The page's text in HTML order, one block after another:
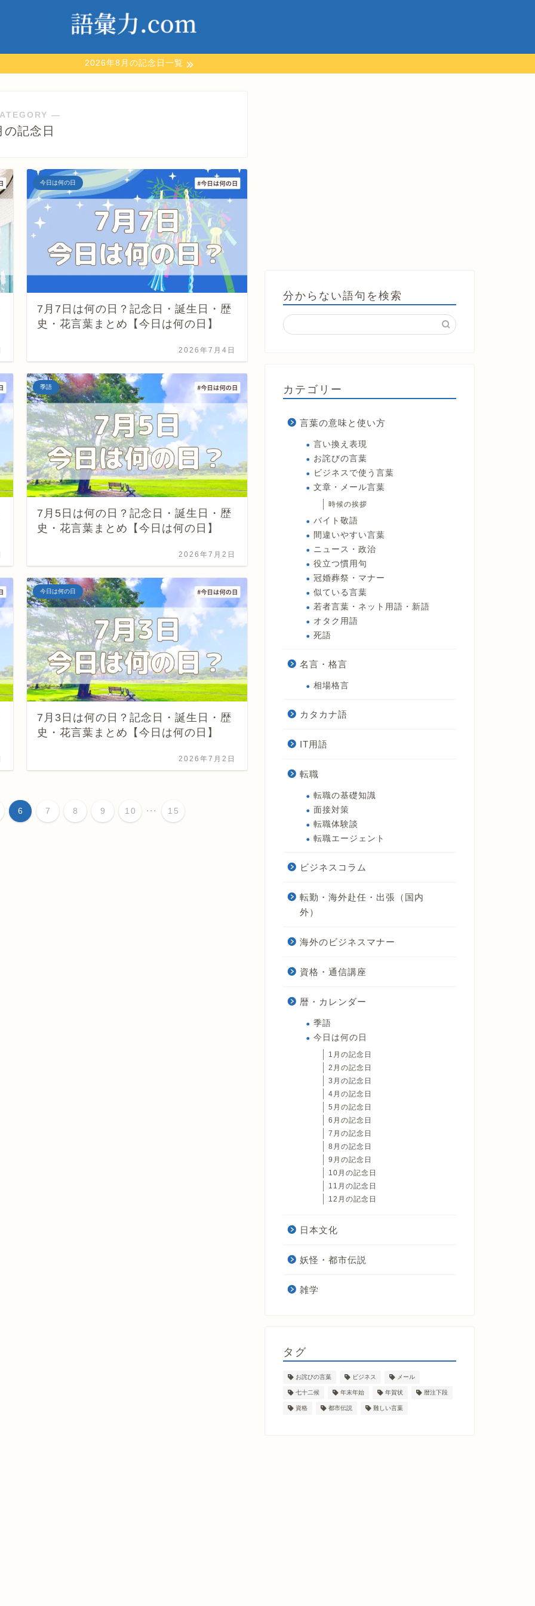
2026年8月の記念日一覧
―
の記念日
今日は何の日
7月7日は何の日？記念日・誕生日・歴
史・花言葉まとめ【今日は何の日】
2026年7月4日
季語
7月5日は何の日？記念日・誕生日・歴
史・花言葉まとめ【今日は何の日】
2026年7月2日
今日は何の日
7月3日は何の日？記念日・誕生日・歴
史・花言葉まとめ【今日は何の日】
2026年7月2日
6 7 8 9 10 ... 15
分からない語句を検索
カテゴリー
言葉の意味と使い方
言い換え表現
お詫びの言葉
ビジネスで使う言葉
文章・メール言葉
時候の挨拶
バイト敬語
間違いやすい言葉
ニュース・政治
役立つ慣用句
冠婚葬祭・マナー
似ている言葉
若者言葉・ネット用語・新語
オタク用語
死語
名言・格言
相場格言
カタカナ語
IT用語
転職
転職の基礎知識
面接対策
転職体験談
転職エージェント
ビジネスコラム
転勤・海外赴任・出張（国内
外）
海外のビジネスマナー
資格・通信講座
暦・カレンダー
季語
今日は何の日
1月の記念日
2月の記念日
3月の記念日
4月の記念日
5月の記念日
6月の記念日
7月の記念日
8月の記念日
9月の記念日
10月の記念日
11月の記念日
12月の記念日
日本文化
妖怪・都市伝説
雑学
タグ
お詫びの言葉 ビジネス メール
七十二候 年末年始 年賀状 暦注下段
資格 都市伝説 難しい言葉